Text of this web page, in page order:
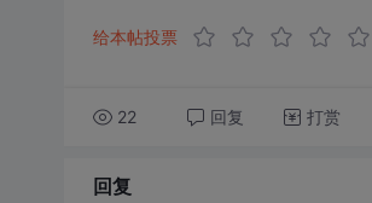
给本帖投票
22 回复 打赏
回复